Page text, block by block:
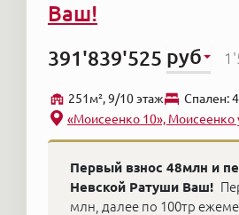
Ваш!
391'839'525 руб
251м², 9/10 этаж
Cпален:
«Моисеенко 10», Моисеенко
Первый взнос 48млн и
Невской Ратуши Ваш!
млн, далее по 100тр